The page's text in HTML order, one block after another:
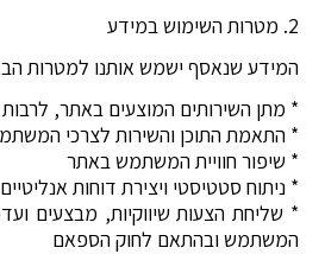
2. מטרות השימוש במידע
המידע שנאסף ישמש אותנו למטרות
* מתן השירותים המוצעים באתר,
* התאמת התוכן והשירות לצרכי
* שיפור חוויית המשתמש באתר
* ניתוח סטטיסטי ויצירת דוחות אנליטיים
* שליחת הצעות שיווקיות, מבצעים
המשתמש ובהתאם לחוק הספאם